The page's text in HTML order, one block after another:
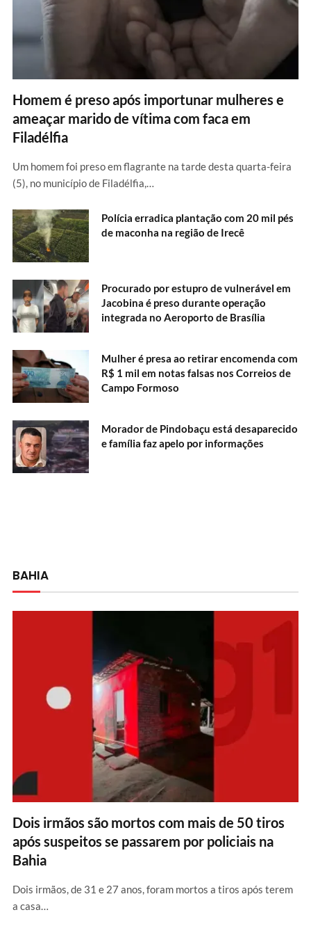
Homem é preso após importunar mulheres e
ameaçar marido de vítima com faca em
Filadélfia
Um homem foi preso em flagrante na tarde desta quarta-feira
(5), no município de Filadélfia,…
Polícia erradica plantação com 20 mil pés
de maconha na região de Irecê
Procurado por estupro de vulnerável em
Jacobina é preso durante operação
integrada no Aeroporto de Brasília
Mulher é presa ao retirar encomenda com
R$ 1 mil em notas falsas nos Correios de
Campo Formoso
Morador de Pindobaçu está desaparecido
e família faz apelo por informações
BAHIA
Dois irmãos são mortos com mais de 50 tiros
após suspeitos se passarem por policiais na
Bahia
Dois irmãos, de 31 e 27 anos, foram mortos a tiros após terem
a casa…